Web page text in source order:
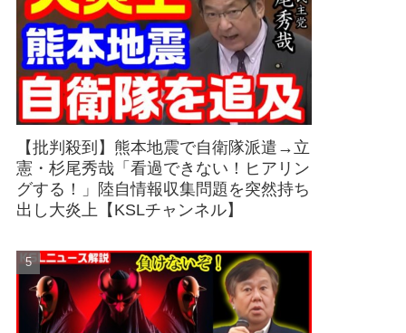
【批判殺到】熊本地震で自衛隊派遣→立
憲・杉尾秀哉「看過できない！ヒアリン
グする！」陸自情報収集問題を突然持ち
出し大炎上【KSLチャンネル】